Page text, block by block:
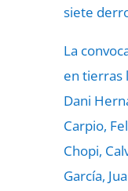
siete
La
en tierras
Dani
Carpio,
Chopi,
García,